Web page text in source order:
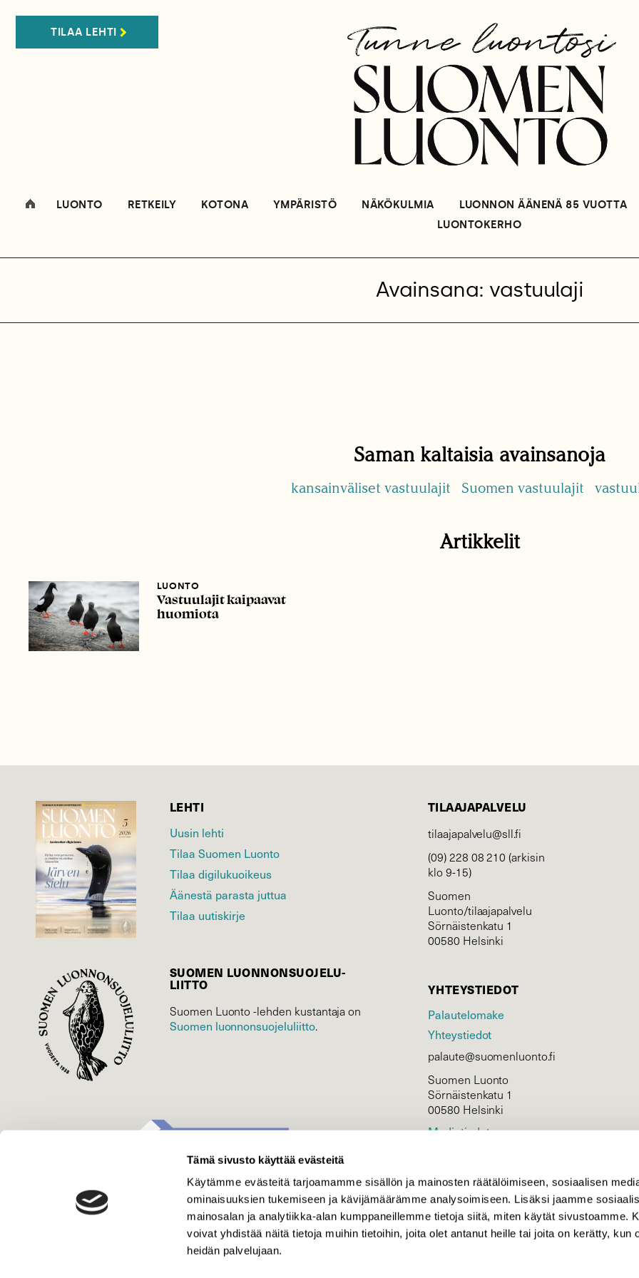
Tämä sivusto käyttää evästeitä
Käytämme evästeitä tarjoamamme sisällön ja mainosten räätälöimiseen, sosiaalisen
ominaisuuksien tukemiseen ja kävijämäärämme analysoimiseen. Lisäksi jaamme
mainosalan ja analytiikka-alan kumppaneillemme tietoja siitä, miten käytät sivustoamme.
voivat yhdistää näitä tietoja muihin tietoihin, joita olet antanut heille tai joita on kerätty, kun
heidän palvelujaan.
TILAA LEHTI
LUONTO RETKEILY KOTONA YMPÄRISTÖ NÄKÖKULMIA
LUONNON ÄÄNENÄ 85 VUOTTA
LUONTOKERHO
Avainsana: vastuulaji
Saman kaltaisia avainsanoja
kansainväliset vastuulajit Suomen vastuulajit
Artikkelit
LUONTO
Vastuulajit kaipaavat
huomiota
LEHTI
Uusin lehti
Tilaa Suomen Luonto
Tilaa digilukuoikeus
Äänestä parasta juttua
Tilaa uutiskirje
SUOMEN LUONNON­SUOJELU­
LIITTO
Suomen Luonto -lehden kustantaja on
Suomen luonnonsuojelu­liitto.
TILAAJAPALVELU
tilaajapalvelu@sll.fi
(09) 228 08 210 (arkisin
klo 9-15)
Suomen
Luonto/tilaajapalvelu
Sörnäistenkatu 1
00580 Helsinki
YHTEYSTIEDOT
Palautelomake
Yhteystiedot
palaute@suomenluonto.fi
Suomen Luonto
Sörnäistenkatu 1
00580 Helsinki
Mediatiedot
KIRJAUDU